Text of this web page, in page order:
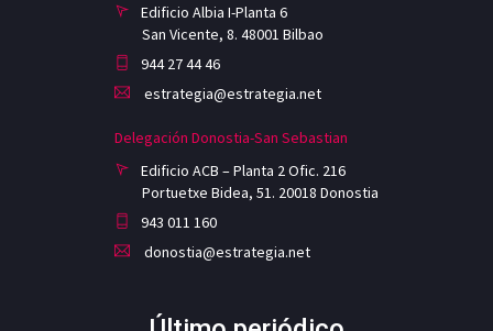
Edificio Albia I-Planta 6
San Vicente, 8. 48001 Bilbao
944 27 44 46
estrategia@estrategia.net
Delegación Donostia-San Sebastian
Edificio ACB – Planta 2 Ofic. 216
Portuetxe Bidea, 51. 20018 Donostia
943 011 160
donostia@estrategia.net